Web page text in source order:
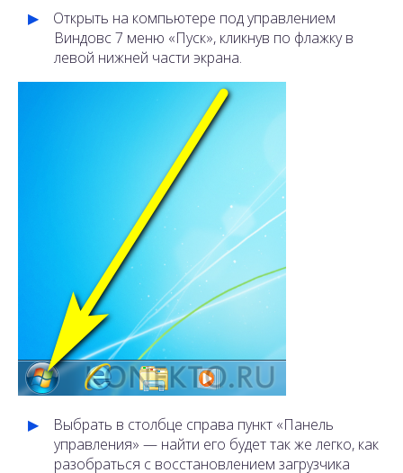
Открыть на компьютере под управлением
Виндовс 7 меню «Пуск», кликнув по флажку в
левой нижней части экрана.
Выбрать в столбце справа пункт «Панель
управления» — найти его будет так же легко, как
разобраться с восстановлением загрузчика